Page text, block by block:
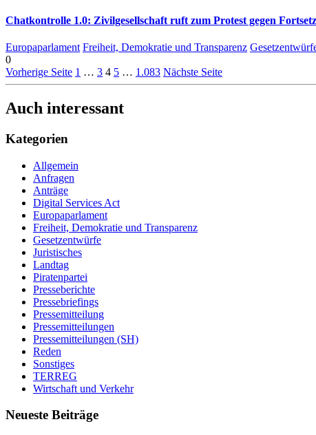
Chatkontrolle 1.0: Zivilgesellschaft ruft zum Protest gegen
Europaparlament Freiheit, Demokratie und Transparenz
0
Vorherige Seite 1 … 3 4 5 … 1.083 Nächste Seite
Auch interessant
Kategorien
Allgemein
Anfragen
Anträge
Digital Services Act
Europaparlament
Freiheit, Demokratie und Transparenz
Gesetzentwürfe
Juristisches
Landtag
Piratenpartei
Presseberichte
Pressebriefings
Pressemitteilung
Pressemitteilungen
Pressemitteilungen (SH)
Reden
Sonstiges
TERREG
Wirtschaft und Verkehr
Neueste Beiträge